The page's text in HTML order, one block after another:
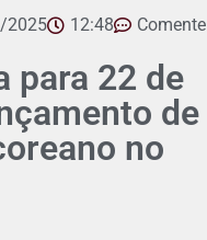
2025 12:48 Comente
para 22 de
de
no